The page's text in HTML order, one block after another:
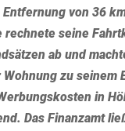
von 36
seine
ab und
zu seinem
in
Das Finanzamt